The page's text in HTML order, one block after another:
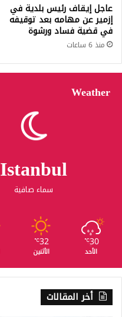
عاجل إيقاف رئيس بلدية في
إزمير عن مهامه بعد توقيفه
في قضية فساد ورشوة
منذ 6 ساعات
Weather
Istanbul
سماء صافية
30
℃
الأحد
32
℃
الأثنين
أخر المقالات